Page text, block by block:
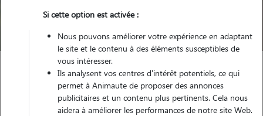
Trouver mon Pet Sitter
Garde animaux France Ile-de-France
Val-d'Oise
Montsoult
Si cette option est activée :
Nous pouvons améliorer votre expérience en adaptant
le site et le contenu à des éléments susceptibles de
vous intéresser.
Ils analysent vos centres d'intérêt potentiels, ce qui
permet à Animaute de proposer des annonces
publicitaires et un contenu plus pertinents. Cela nous
aidera à améliorer les performances de notre site Web.